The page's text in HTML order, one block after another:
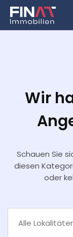
Wir
Schauen Sie
diesen
oder